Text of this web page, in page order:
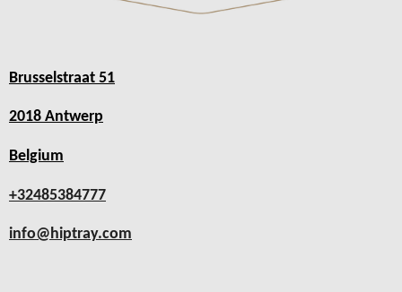
Brusselstraat 51
2018 Antwerp
Belgium
+32485384777
info@hiptray.com